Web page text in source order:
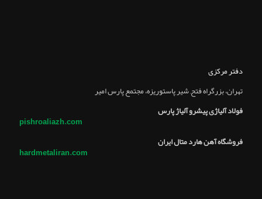
دفتر مرکزی
تهران، بزرگراه فتح, شير پاستوريزه، مجتمع پارس امير
فولاد آلیاژی پیشرو آلیاژ پارس
pishroaliazh.com
فروشگاه آهن هارد متال ایران
hardmetaliran.com